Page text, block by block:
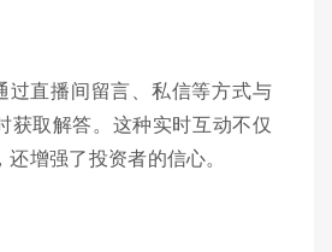
过直播间留言、私信等方式与
获取解答。这种实时互动不仅
增强了投资者的信心。